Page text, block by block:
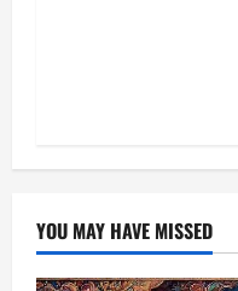
YOU MAY HAVE MISSED